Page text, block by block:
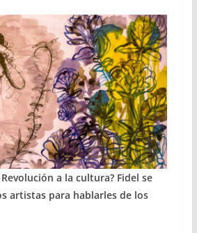
a la cultura? Fidel se
artistas para hablarles de los